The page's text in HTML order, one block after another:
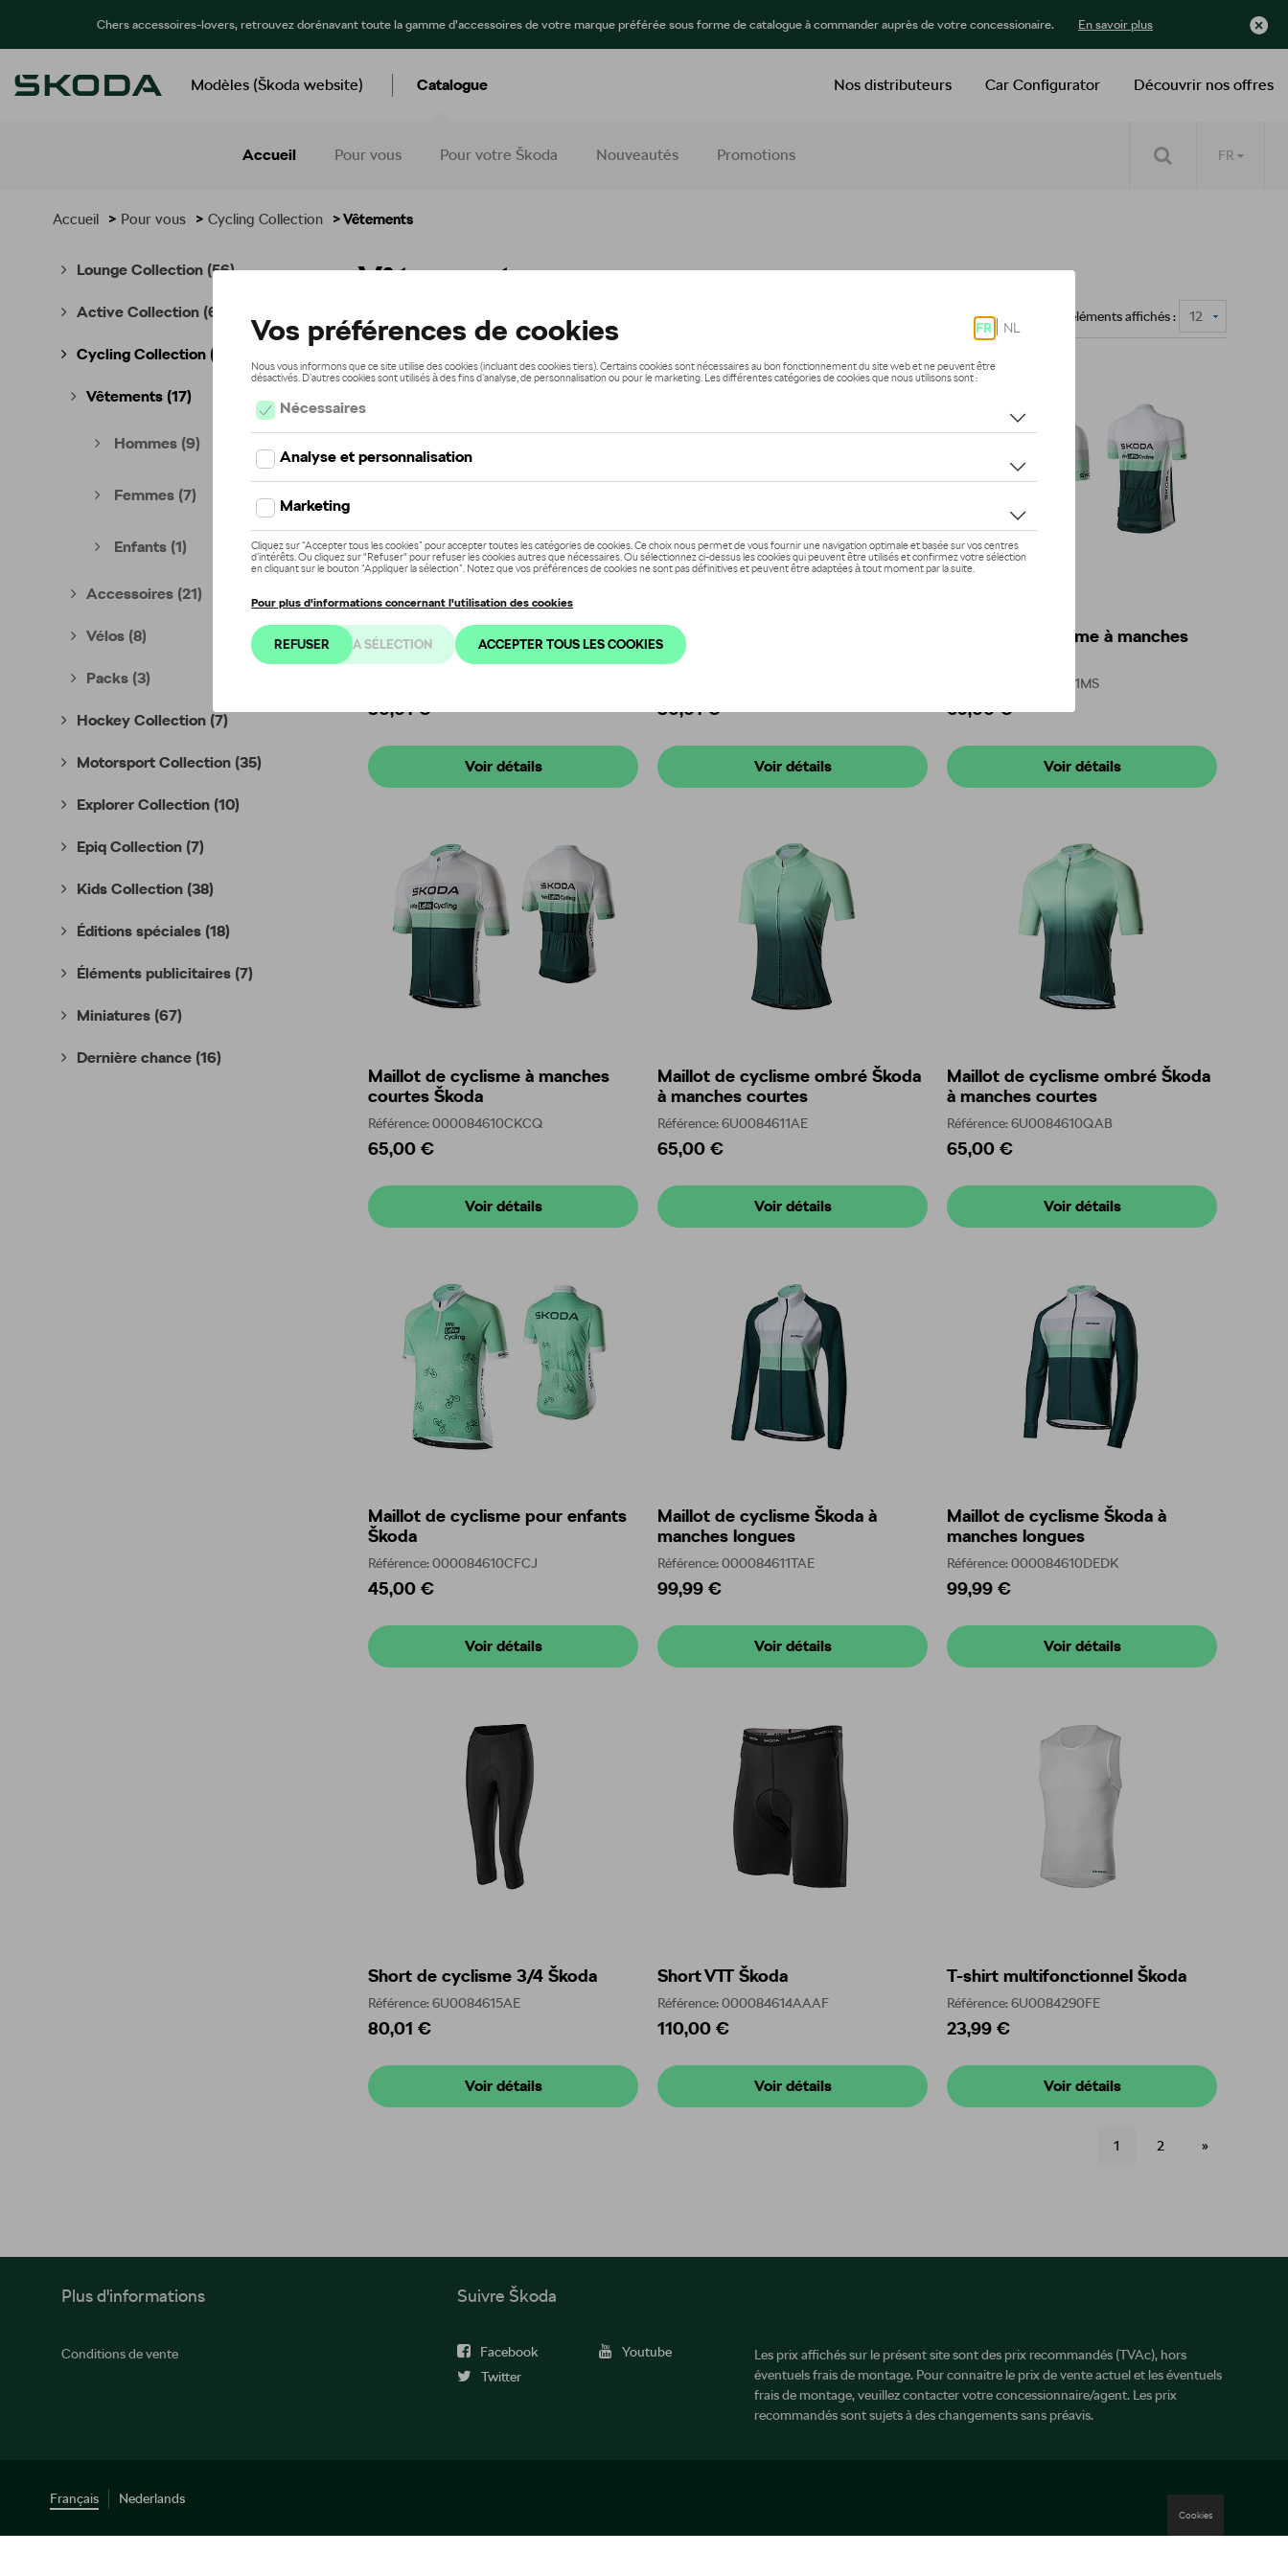
Chers accessoires-lovers, retrouvez dorénavant toute la gamme d’accessoires de votre marque préférée sous forme de catalogue à commander auprès de votre concessionaire. En savoir plus
Modèles (Škoda website) Catalogue
Accueil Pour vous Pour votre Škoda Nouveautés Promotions
Découvrir nos offres
Car Configurator
Nos distributeurs
FR
Accueil > Pour vous > Cycling Collection > Vêtements
Lounge Collection (56)
Active Collection (66)
Cycling Collection (49)
Vêtements (17)
Hommes (9)
Femmes (7)
Enfants (1)
Accessoires (21)
Vélos (8)
Packs (3)
Hockey Collection (7)
Motorsport Collection (35)
Explorer Collection (10)
Epiq Collection (7)
Kids Collection (38)
Éditions spéciales (18)
Éléments publicitaires (7)
Miniatures (67)
Dernière chance (16)
Vêtements
Nombre d'éléments affichés :
Cuissard de cyclisme Škoda
80,01 €
Voir détails
Cuissard de cyclisme Škoda
80,01 €
Voir détails
Maillot de cyclisme à manches
Référence: 000084611MS
65,00 €
Voir détails
Maillot de cyclisme à manches
courtes Škoda
Référence: 000084610CKCQ
65,00 €
Voir détails
Maillot de cyclisme ombré Škoda
à manches courtes
Référence: 6U0084611AE
65,00 €
Voir détails
Maillot de cyclisme ombré Škoda
à manches courtes
Référence: 6U0084610QAB
65,00 €
Voir détails
Maillot de cyclisme pour enfants
Škoda
Référence: 000084610CFCJ
45,00 €
Voir détails
Maillot de cyclisme Škoda à
manches longues
Référence: 000084611TAE
99,99 €
Voir détails
Maillot de cyclisme Škoda à
manches longues
Référence: 000084610DEDK
99,99 €
Voir détails
Short de cyclisme 3/4 Škoda
Référence: 6U0084615AE
80,01 €
Voir détails
Short VTT Škoda
Référence: 000084614AAAF
110,00 €
Voir détails
T-shirt multifonctionnel Škoda
Référence: 6U0084290FE
23,99 €
Voir détails
1 2 »
Plus d'informations
Conditions de vente
Suivre Škoda
Facebook
Youtube
Twitter
Les prix affichés sur le présent site sont des prix recommandés (TVAc), hors
éventuels frais de montage. Pour connaitre le prix de vente actuel et les éventuels
frais de montage, veuillez contacter votre concessionnaire/agent. Les prix
recommandés sont sujets à des changements sans préavis.
Français Nederlands
Cookies